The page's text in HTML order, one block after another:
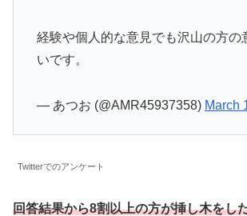
経験や個人的な意見でも沢山の方の
いです。
— あつお (@AMR45937358) March
Twitterでのアンケート
回答結果から8割以上の方が挿し木をし